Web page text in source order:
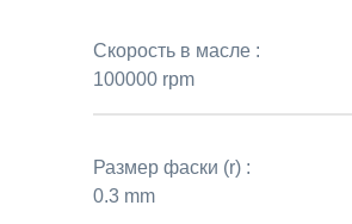
Скорость в масле :
100000 rpm
Размер фаски (r) :
0.3 mm